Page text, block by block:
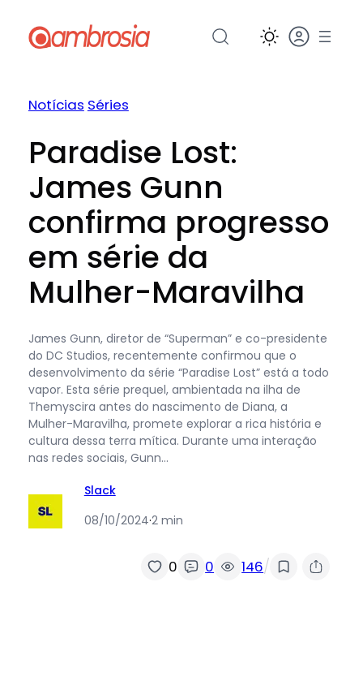
para
Notícias Séries
Paradise Lost:
James Gunn
confirma progresso
em série da
Mulher-Maravilha
James Gunn, diretor de “Superman” e co-presidente
do DC Studios, recentemente confirmou que o
desenvolvimento da série “Paradise Lost” está a todo
vapor. Esta série prequel, ambientada na ilha de
Themyscira antes do nascimento de Diana, a
Mulher-Maravilha, promete explorar a rica história e
cultura dessa terra mítica. Durante uma interação
nas redes sociais, Gunn…
Slack
08/10/2024·2 min
0 0 146/